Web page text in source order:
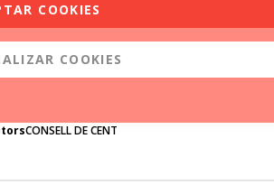
CONSELL DE CENT
COOKIES
COOKIES